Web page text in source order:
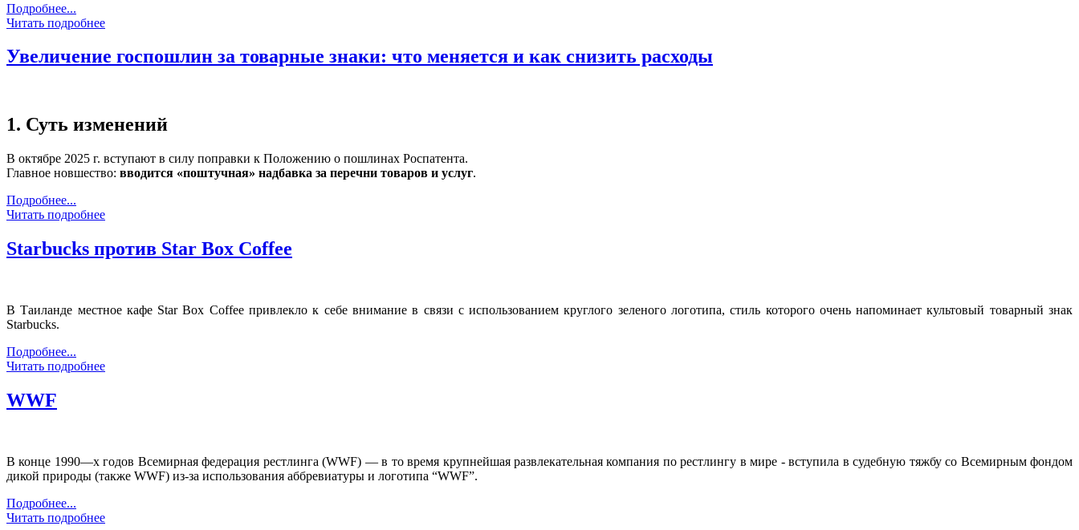
Подробнее...
Читать подробнее
Увеличение госпошлин за товарные знаки: что меняется и как снизить расходы
1. Суть изменений
В октябре 2025 г. вступают в силу поправки к Положению о пошлинах Роспатента.
Главное новшество: вводится «поштучная» надбавка за перечни товаров и услуг.
Подробнее...
Читать подробнее
Starbucks против Star Box Coffee
В Таиланде местное кафе Star Box Coffee привлекло к себе внимание в связи с использованием круглого зеленого логотипа, стиль которого очень напоминает культовый товарный знак
Starbucks.
Подробнее...
Читать подробнее
WWF
В конце 1990—х годов Всемирная федерация рестлинга (WWF) — в то время крупнейшая развлекательная компания по рестлингу в мире - вступила в судебную тяжбу со Всемирным фондом
дикой природы (также WWF) из-за использования аббревиатуры и логотипа “WWF”.
Подробнее...
Читать подробнее